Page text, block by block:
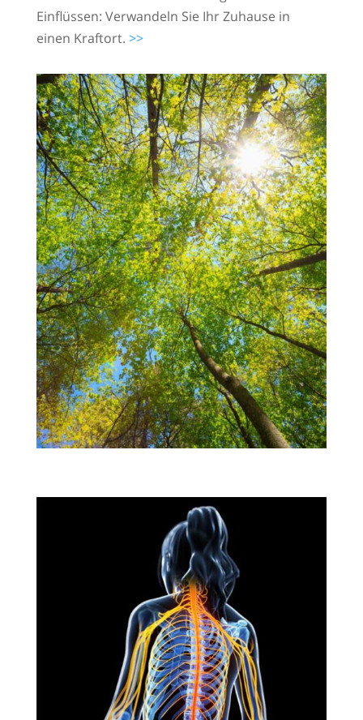
Einflüssen: Verwandeln Sie Ihr Zuhause in
einen Kraftort. >>